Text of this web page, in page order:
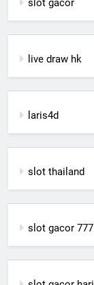
slot gacor
live draw hk
laris4d
slot thailand
slot gacor 777